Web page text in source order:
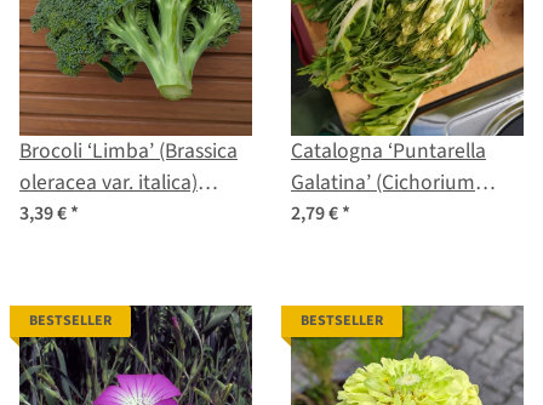
Brocoli ‘Limba’ (Brassica
oleracea var. italica)
semences biologiques
3,39 €*
Catalogna ‘Puntarella
Galatina’ (Cichorium
intybus var. foliosum)
2,79 €*
BESTSELLER BESTSELLER